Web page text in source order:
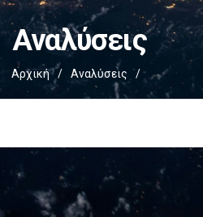
Αναλύσεις
Αρχική / Αναλύσεις /